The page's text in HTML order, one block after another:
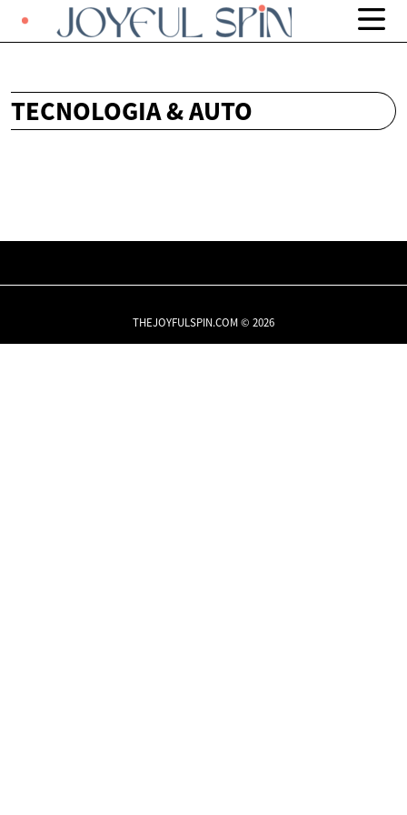
TECNOLOGIA & AUTO
THEJOYFULSPIN.COM © 2026